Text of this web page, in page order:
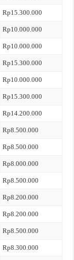
Rp15.300.000
Rp10.000.000
Rp10.000.000
Rp15.300.000
Rp10.000.000
Rp15.300.000
Rp14.200.000
Rp8.500.000
Rp8.500.000
Rp8.000.000
Rp8.500.000
Rp8.200.000
Rp8.200.000
Rp8.500.000
Rp8.300.000